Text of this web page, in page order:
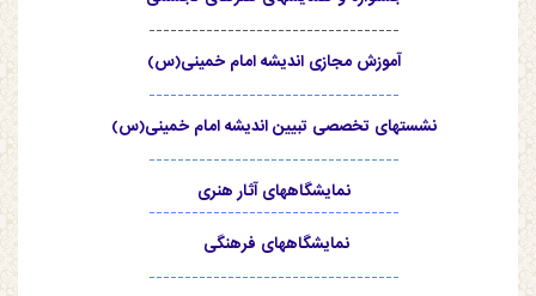
-----------------------------------
آموزش مجازی اندیشه امام خمینی(س)
-----------------------------------
نشستهای تخصصی تبیین اندیشه امام خمینی(س)
-----------------------------------
نمایشگاههای آثار هنری
-----------------------------------
نمایشگاههای فرهنگی
-----------------------------------